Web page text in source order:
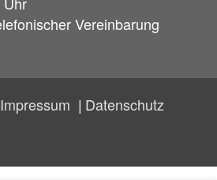
Vereinbarung
Impressum
Datenschutz